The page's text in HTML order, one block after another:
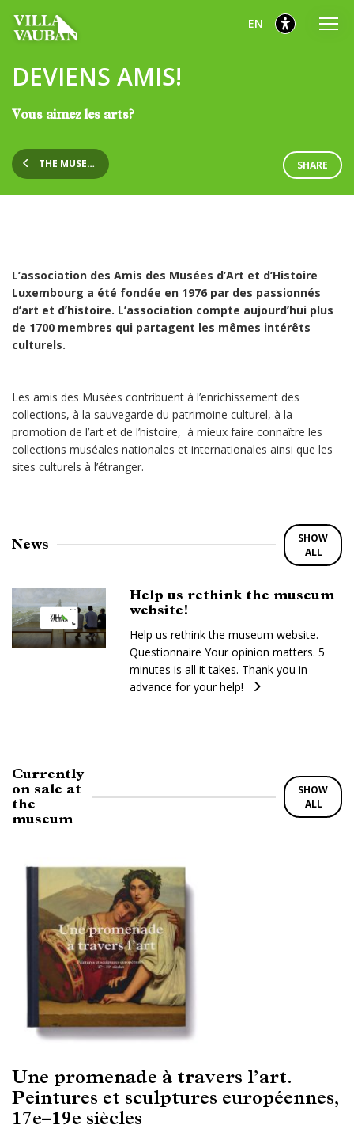
Go
to
menu
Go
to
Go
to
selected
English
EN
THE MUSEUM
DEVIENS AMIS!
Vous aimez les arts?
SHARE
L’association des Amis des Musées d’Art et d’Histoire
Luxembourg a été fondée en 1976 par des passionnés
d’art et d’histoire. L’association compte aujourd’hui plus
de 1700 membres qui partagent les mêmes intérêts
culturels.
Les amis des Musées contribuent à l’enrichissement des
collections, à la sauvegarde du patrimoine culturel, à la
promotion de l’art et de l’histoire, à mieux faire connaître les
collections muséales nationales et internationales ainsi que les
sites culturels à l’étranger.
News
SHOW
ALL
Help us rethink the museum
website!
Help us rethink the museum website.
Questionnaire Your opinion matters. 5
minutes is all it takes. Thank you in
advance for your help!
Currently
on sale at
the
museum
SHOW
ALL
Une promenade à travers l’art.
Peintures et sculptures européennes,
17e–19e siècles